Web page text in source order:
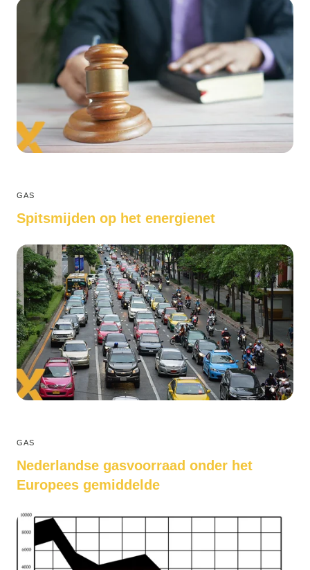
GAS
Spitsmijden op het energienet
GAS
Nederlandse gasvoorraad onder het
Europees gemiddelde